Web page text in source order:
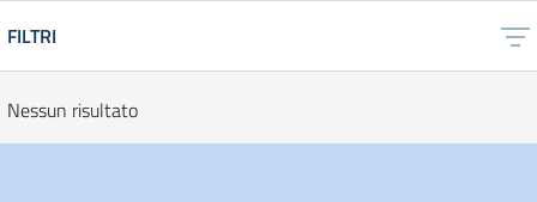
FILTRI
Nessun risultato